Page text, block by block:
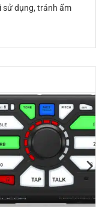
sử dụng, tránh ẩm